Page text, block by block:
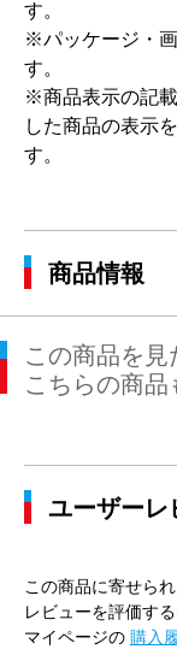
す。
※パッケージ・
す。
※商品表示の記
した商品の表示
す。
商品情報
この商品を見
こちらの商品
ユーザーレ
この商品に寄せら
レビューを評価す
マイページの 購入